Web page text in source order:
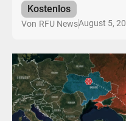
Kostenlos
Von RFU NewsAugust 5,